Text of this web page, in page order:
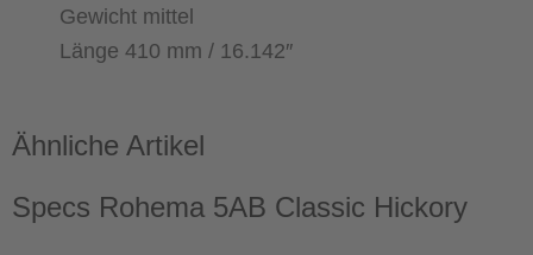
Gewicht mittel
Länge 410 mm / 16.142″
Ähnliche Artikel
Specs Rohema 5AB Classic Hickory